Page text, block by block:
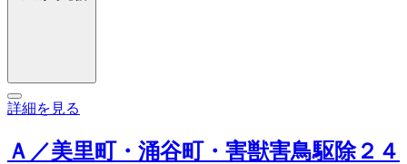
詳細を見る
Ａ／美里町・涌谷町・害獣害鳥駆除２４